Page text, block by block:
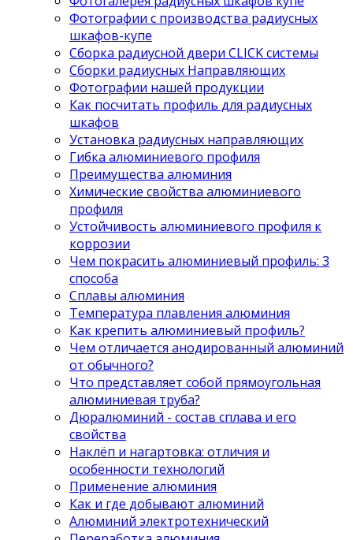
Фотографии с производства радиусных
шкафов-купе
Сборка радиусной двери CLICK системы
Сборки радиусных Направляющих
Фотографии нашей продукции
Как посчитать профиль для радиусных
шкафов
Установка радиусных направляющих
Гибка алюминиевого профиля
Преимущества алюминия
Химические свойства алюминиевого
профиля
Устойчивость алюминиевого профиля к
коррозии
Чем покрасить алюминиевый профиль: 3
способа
Сплавы алюминия
Температура плавления алюминия
Как крепить алюминиевый профиль?
Чем отличается анодированный алюминий
от обычного?
Что представляет собой прямоугольная
алюминиевая труба?
Дюралюминий - состав сплава и его
свойства
Наклёп и нагартовка: отличия и
особенности технологий
Применение алюминия
Как и где добывают алюминий
Алюминий электротехнический